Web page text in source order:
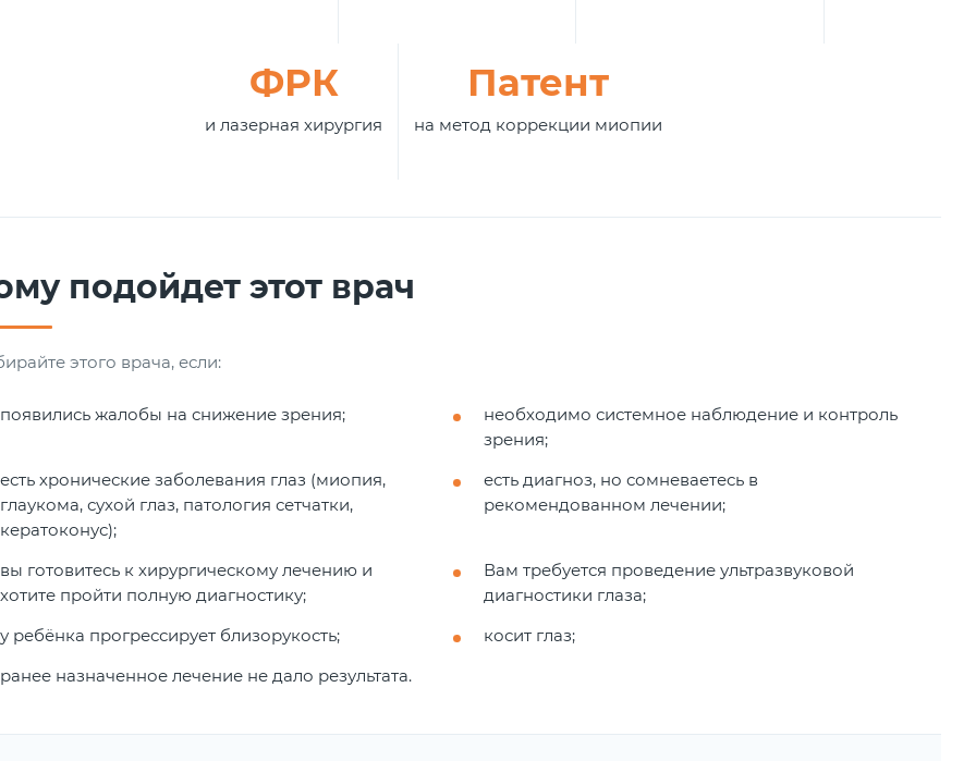
ФРК
и лазерная хирургия
Патент
на метод коррекции миопии
подойдет этот врач
этого врача, если:
появились жалобы на снижение зрения;
необходимо системное наблюдение и контроль
зрения;
есть хронические заболевания глаз (миопия,
глаукома, сухой глаз, патология сетчатки,
кератоконус);
есть диагноз, но сомневаетесь в
рекомендованном лечении;
вы готовитесь к хирургическому лечению и
хотите пройти полную диагностику;
Вам требуется проведение ультразвуковой
диагностики глаза;
у ребёнка прогрессирует близорукость;
косит глаз;
ранее назначенное лечение не дало результата.